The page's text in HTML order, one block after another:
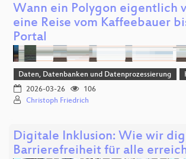
Wann ein Polygon eigentlich
eine Reise vom Kaffeebauer
Portal
Daten, Datenbanken und Datenprozessierung
2026-03-26
106
Christoph Friedrich
Digitale Inklusion: Wie wir
Barrierefreiheit für alle